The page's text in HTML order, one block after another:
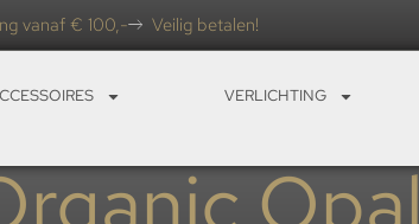
vanaf € 100,- Veilig betalen!
VERLICHTING